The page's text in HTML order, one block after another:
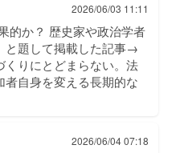
2026/06/03 11:11
的か？ 歴史家や政治学者
と題して掲載した記事→
くりにとどまらない。法
自身を変える長期的な
2026/06/04 07:18